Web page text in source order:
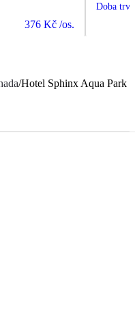
376 Kč /os.
Doba
/Hotel Sphinx Aqua Park